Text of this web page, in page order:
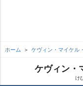
ホーム ケヴィン・マイケル
ケヴィン・
け